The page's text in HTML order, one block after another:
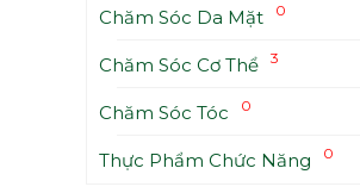
Chăm Sóc Da Mặt 0
Chăm Sóc Cơ Thể 3
Chăm Sóc Tóc 0
Thực Phẩm Chức Năng 0